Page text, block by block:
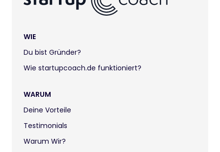
WIE
Du bist Gründer?
Wie startupcoach.de funktioniert?
WARUM
Deine Vorteile
Testimonials
Warum Wir?